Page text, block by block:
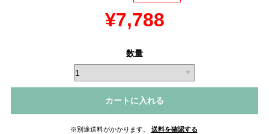
¥7,788
数量
カートに入れる
※別途送料がかかります。
送料を確認する